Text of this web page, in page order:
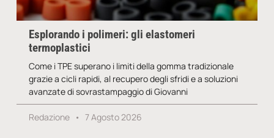
Esplorando i polimeri: gli elastomeri
termoplastici
Come i TPE superano i limiti della gomma tradizionale
grazie a cicli rapidi, al recupero degli sfridi e a soluzioni
avanzate di sovrastampaggio di Giovanni
Redazione 7 Agosto 2026